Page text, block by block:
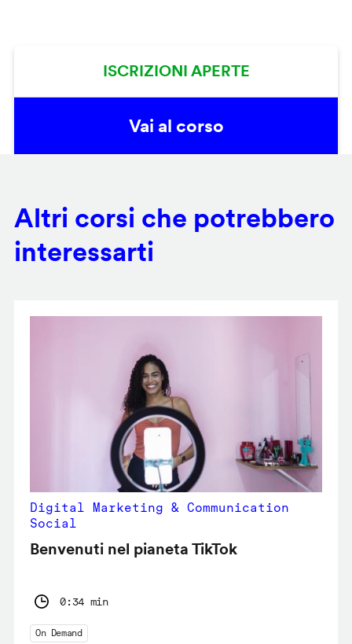
ISCRIZIONI APERTE
Vai al corso
Altri corsi che potrebbero
interessarti
Digital Marketing & Communication
Social
Benvenuti nel pianeta TikTok
0:34 min
On Demand